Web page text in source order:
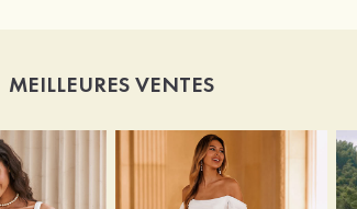
MEILLEURES VENTES